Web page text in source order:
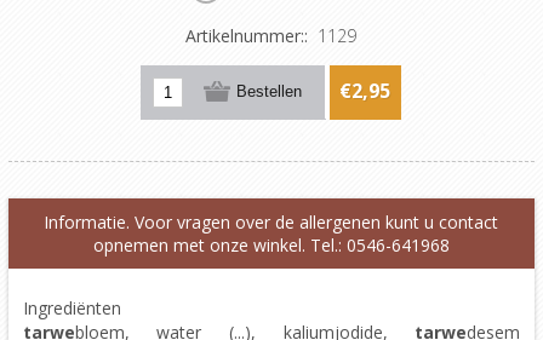
Artikelnummer:: 1129
€2,95
Informatie. Voor vragen over de allergenen kunt u contact
opnemen met onze winkel. Tel.: 0546-641968
Ingrediënten
tarwebloem, water (...), kaliumjodide, tarwedesem